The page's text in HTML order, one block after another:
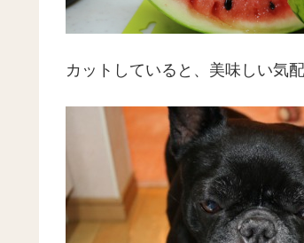
カットしていると、美味しい気